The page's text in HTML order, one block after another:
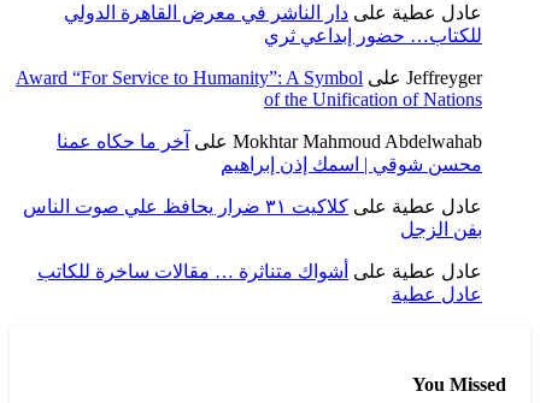
عادل عطية على دار الناشر في معرض القاهرة الدولي
للكتاب… حضور إبداعي ثري
Jeffreyger على Award “For Service to Humanity”: A Symbol
of the Unification of Nations
Mokhtar Mahmoud Abdelwahab على آخر ما حكاه عمنا
محسن شوقي | اسمك إذن إبراهيم
عادل عطية على
كلاكيت ٣١ ضرار يحافظ علي صوت الناس
بفن الزجل
عادل عطية على أشواك متناثرة … مقالات ساخرة للكاتب
عادل عطية
You Missed